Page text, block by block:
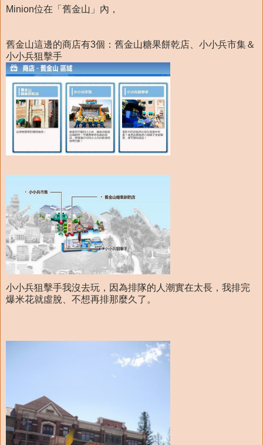
Minion位在「舊金山」內，
舊金山這邊的商店有3個：舊金山糖果餅乾店、小小兵市集＆
小小兵狙擊手
小小兵狙擊手我沒去玩，因為排隊的人潮實在太長，我排完
爆米花就虛脫、不想再排那麼久了。